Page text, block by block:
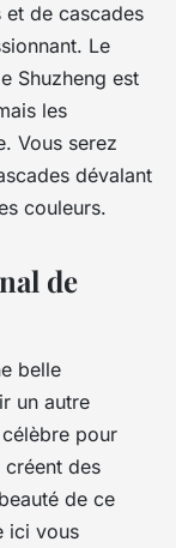
et de cascades
Le
Shuzheng est
les
Vous serez
dévalant
couleurs.
de
belle
un autre
pour
des
de ce
ici vous